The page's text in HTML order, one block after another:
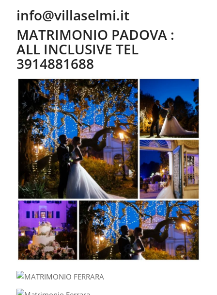
info@villaselmi.it
MATRIMONIO PADOVA :
ALL INCLUSIVE TEL
3914881688